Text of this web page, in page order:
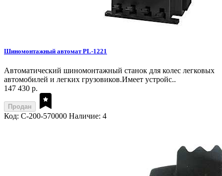
Шиномонтажный автомат PL-1221
Автоматический шиномонтажный станок для колес легковых
автомобилей и легких грузовиков.Имеет устройс..
147 430 р.
Продан
Код: C-200-570000 Наличие: 4